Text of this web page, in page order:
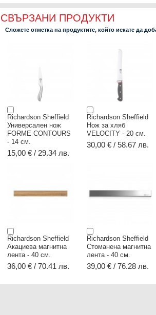
СВЪРЗАНИ ПРОДУКТИ
Сложете отметка на продуктите, който искате да
Richardson Sheffield
Универсален нож
FORME CONTOURS
- 14 см.
15,00 € / 29.34 лв.
Richardson Sheffield
Нож за хляб
VELOCITY - 20 см.
30,00 € / 58.67 лв.
Richardson Sheffield
Акациева магнитна
лента - 40 см.
36,00 € / 70.41 лв.
Richardson Sheffield
Стоманена магнитна
лента - 40 см.
39,00 € / 76.28 лв.